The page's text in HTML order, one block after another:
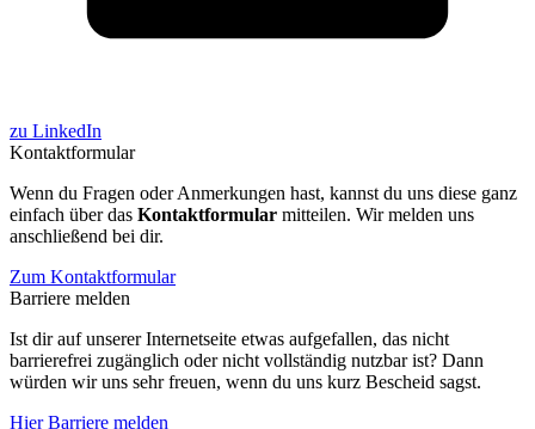
zu LinkedIn
Kontaktformular
Wenn du Fragen oder Anmerkungen hast, kannst du uns diese ganz
einfach über das Kontaktformular mitteilen. Wir melden uns
anschließend bei dir.
Zum Kontaktformular
Barriere melden
Ist dir auf unserer Internetseite etwas aufgefallen, das nicht
barrierefrei zugänglich oder nicht vollständig nutzbar ist? Dann
würden wir uns sehr freuen, wenn du uns kurz Bescheid sagst.
Hier Barriere melden